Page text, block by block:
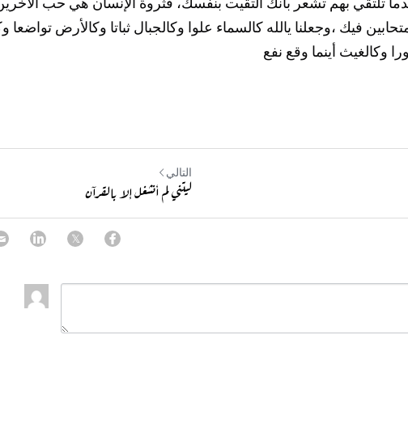
وكالغيث أينما وقع نفع
التالي
ليتني لم أنشغل إلا بالقرآن